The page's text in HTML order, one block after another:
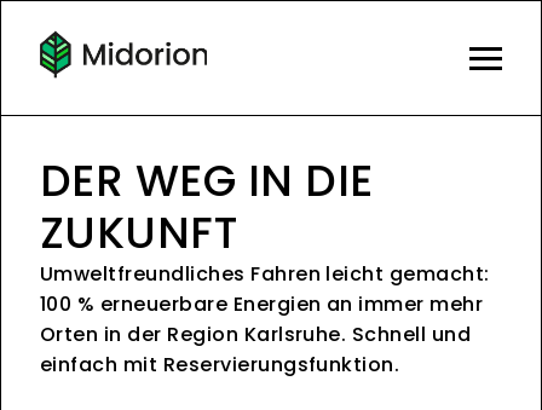
DER WEG IN DIE
ZUKUNFT
Umweltfreundliches Fahren leicht gemacht:
100 % erneuerbare Energien an immer mehr
Orten in der Region Karlsruhe. Schnell und
einfach mit Reservierungsfunktion.